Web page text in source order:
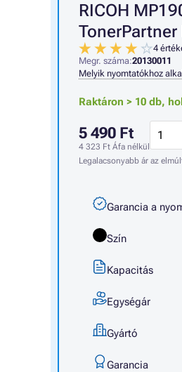
RICOH
TonerPartner
4
Megr. száma:20130011
Melyik nyomtatókhoz
Raktáron > 10 db,
5 490 Ft
4 323 Ft Áfa nélkül
Legalacsonyabb ár az
Garancia a
Szín
Kapacitás
Egységár
Gyártó
Garancia